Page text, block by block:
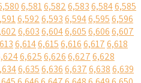
6,5816,5826,5836,5846,585
6,5926,5936,5946,5956,596
6,6036,6046,6056,6066,607
6,6146,6156,6166,6176,618
6,6256,6266,6276,628
6,6356,6366,6376,6386,639